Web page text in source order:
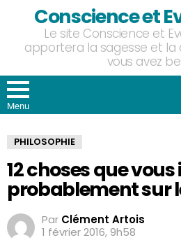
Conscience et
Le site Conscience et
apportera la sagesse et la
vous avez
Menu
PHILOSOPHIE
12 choses que
probablement sur
Par Clément Artois
1 février 2016, 9h58